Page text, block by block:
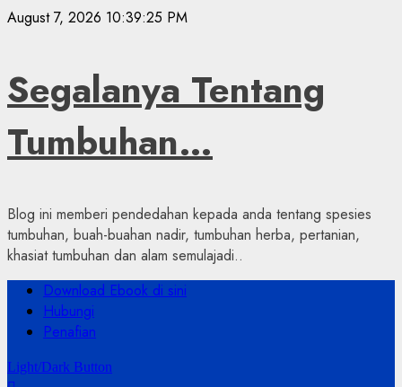
Skip
August 7, 2026 10:39:26 PM
Segalanya Tentang
Tumbuhan…
Blog ini memberi pendedahan kepada anda tentang spesies
tumbuhan, buah-buahan nadir, tumbuhan herba, pertanian,
khasiat tumbuhan dan alam semulajadi..
Primary
Menu
Download Ebook di sini
Hubungi
Penafian
Light/Dark Button